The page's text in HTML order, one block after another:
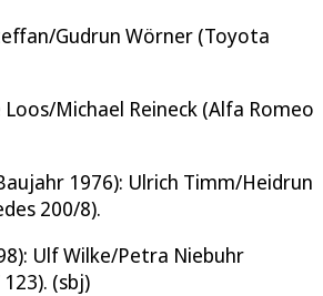
Gudrun Wörner (Toyota
Michael Reineck (Alfa Romeo
1976): Ulrich Timm/Heidrun
200/8).
Ulf Wilke/Petra Niebuhr
(sbj)